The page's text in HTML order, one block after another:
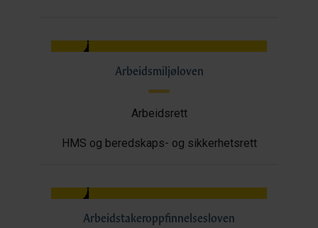
Arbeidsmiljøloven
Arbeidsrett
HMS og beredskaps- og sikkerhetsrett
Arbeidstakeroppfinnelsesloven